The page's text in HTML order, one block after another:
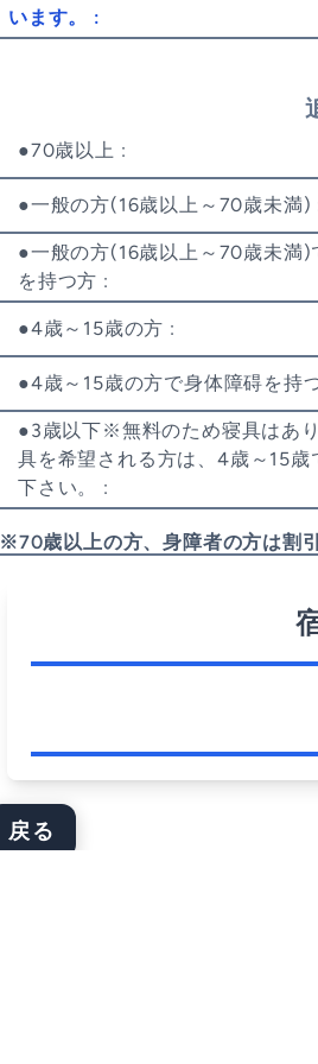
います。 :
●70歳以上 :
●一般の方(16歳以上～70歳未満)
●一般の方(16歳以上～70歳未満)
を持つ方 :
●4歳～15歳の方 :
●4歳～15歳の方で身体障碍を持
●3歳以下※無料のため寝具はあ
具を希望される方は、4歳～15歳
下さい。 :
※70歳以上の方、身障者の方は割
戻る